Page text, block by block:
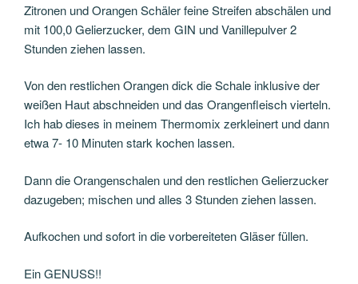
Zitronen und Orangen Schäler feine Streifen abschälen und
mit 100,0 Gelierzucker, dem GIN und Vanillepulver 2
Stunden ziehen lassen.
Von den restlichen Orangen dick die Schale inklusive der
weißen Haut abschneiden und das Orangenfleisch vierteln.
Ich hab dieses in meinem Thermomix zerkleinert und dann
etwa 7- 10 Minuten stark kochen lassen.
Dann die Orangenschalen und den restlichen Gelierzucker
dazugeben; mischen und alles 3 Stunden ziehen lassen.
Aufkochen und sofort in die vorbereiteten Gläser füllen.
Ein GENUSS!!